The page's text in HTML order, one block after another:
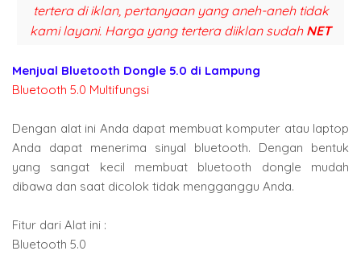
tertera di iklan, pertanyaan yang aneh-aneh tidak
kami layani. Harga yang tertera diiklan sudah NET
Menjual Bluetooth Dongle 5.0 di Lampung
Bluetooth 5.0 Multifungsi
Dengan alat ini Anda dapat membuat komputer atau laptop
Anda dapat menerima sinyal bluetooth. Dengan bentuk
yang sangat kecil membuat bluetooth dongle mudah
dibawa dan saat dicolok tidak mengganggu Anda.
Fitur dari Alat ini :
Bluetooth 5.0